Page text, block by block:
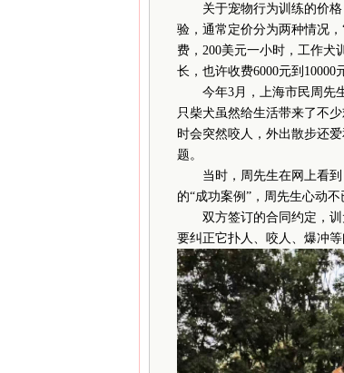
关于宠物行为训练的价格
验，通常定价分为两种情况
费，200美元一小时，工作犬
长，也许收费6000元到10000
今年3月，上海市民周先生
只柴犬虽然给生活带来了不
时会突然咬人，外出散步还
题。
当时，周先生在网上看到
的“成功案例”，周先生心动
双方签订的合同约定，训
要纠正它扑人、咬人、爆冲等